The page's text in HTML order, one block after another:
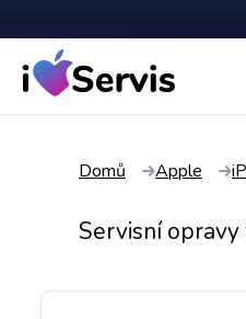
Domů Apple
Servisní opravy